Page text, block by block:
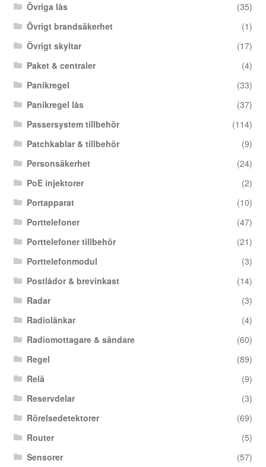
Övriga lås
(35)
Övrigt brandsäkerhet
(1)
Övrigt skyltar
(17)
Paket & centraler
(4)
Panikregel
(33)
Panikregel lås
(37)
Passersystem tillbehör
(114)
Patchkablar & tillbehör
(9)
Personsäkerhet
(24)
PoE injektorer
(2)
Portapparat
(10)
Porttelefoner
(47)
Porttelefoner tillbehör
(21)
Porttelefonmodul
(3)
Postlådor & brevinkast
(14)
Radar
(3)
Radiolänkar
(4)
Radiomottagare & sändare
(60)
Regel
(89)
Relä
(9)
Reservdelar
(3)
Rörelsedetektorer
(69)
Router
(5)
Sensorer
(57)